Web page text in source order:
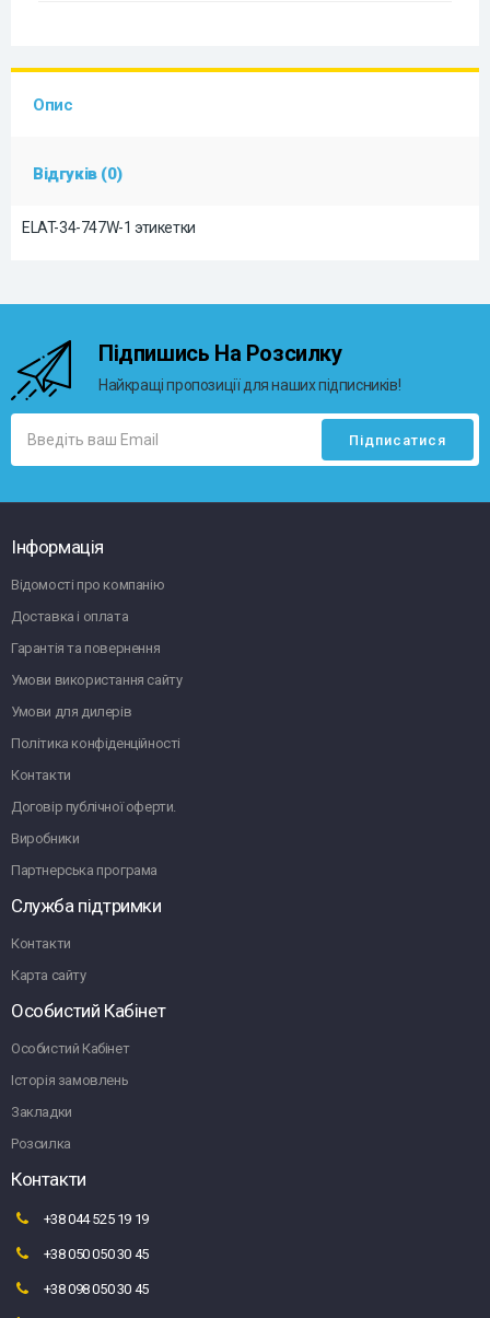
Опис
Відгуків (0)
ELAT-34-747W-1 этикетки
Підпишись На Розсилку
Найкращі пропозиції для наших підписників!
Інформація
Відомості про компанію
Доставка і оплата
Гарантія та повернення
Умови використання сайту
Умови для дилерів
Політика конфіденційності
Контакти
Договір публічної оферти.
Виробники
Партнерська програма
Служба підтримки
Контакти
Карта сайту
Особистий Кабінет
Особистий Кабінет
Історія замовлень
Закладки
Розсилка
Контакти
+38 044 525 19 19
+38 050 050 30 45
+38 098 050 30 45